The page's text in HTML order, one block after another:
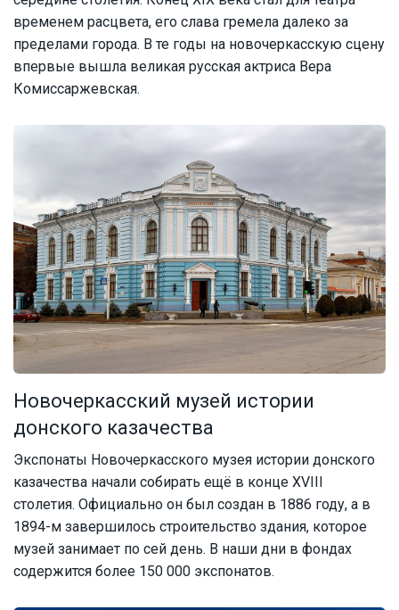
временем расцвета, его слава гремела далеко за
пределами города. В те годы на новочеркасскую сцену
впервые вышла великая русская актриса Вера
Комиссаржевская.
Новочеркасский музей истории
донского казачества
Экспонаты Новочеркасского музея истории донского
казачества начали собирать ещё в конце XVIII
столетия. Официально он был создан в 1886 году, а в
1894-м завершилось строительство здания, которое
музей занимает по сей день. В наши дни в фондах
содержится более 150 000 экспонатов.